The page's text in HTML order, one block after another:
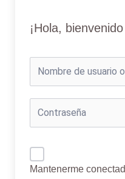
¡Hola,
Mantenerme